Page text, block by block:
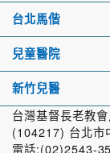
台北馬偕
兒童醫院
新竹兒醫
台灣基督長老教
(104217) 台北市
電話:(02)2543-